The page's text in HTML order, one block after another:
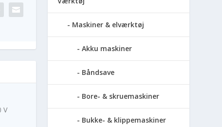
V
Maskiner & elværktøj
Akku maskiner
Båndsave
Bore- & skruemaskiner
Bukke- & klippemaskiner